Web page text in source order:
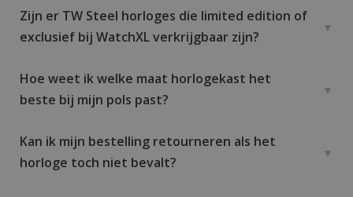
Zijn er TW Steel horloges die limited edition of
exclusief bij WatchXL verkrijgbaar zijn?
Hoe weet ik welke maat horlogekast het
beste bij mijn pols past?
Kan ik mijn bestelling retourneren als het
horloge toch niet bevalt?